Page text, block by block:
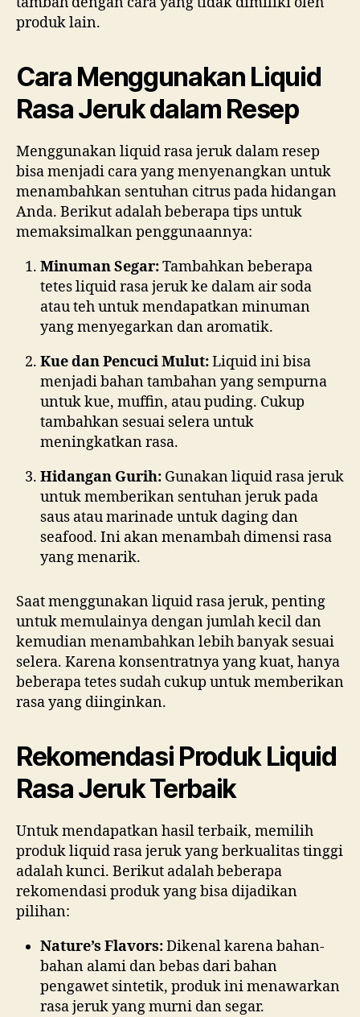
produk lain.
Cara Menggunakan Liquid
Rasa Jeruk dalam Resep
Menggunakan liquid rasa jeruk dalam resep
bisa menjadi cara yang menyenangkan untuk
menambahkan sentuhan citrus pada hidangan
Anda. Berikut adalah beberapa tips untuk
memaksimalkan penggunaannya:
Minuman Segar:Tambahkan beberapa
tetes liquid rasa jeruk ke dalam air soda
atau teh untuk mendapatkan minuman
yang menyegarkan dan aromatik.
Kue dan Pencuci Mulut:Liquid ini bisa
menjadi bahan tambahan yang sempurna
untuk kue, muffin, atau puding. Cukup
tambahkan sesuai selera untuk
meningkatkan rasa.
Hidangan Gurih: Gunakan liquid rasa jeruk
untuk memberikan sentuhan jeruk pada
saus atau marinade untuk daging dan
seafood. Ini akan menambah dimensi rasa
yang menarik.
Saat menggunakan liquid rasa jeruk, penting
untuk memulainya dengan jumlah kecil dan
kemudian menambahkan lebih banyak sesuai
selera. Karena konsentratnya yang kuat, hanya
beberapa tetes sudah cukup untuk memberikan
rasa yang diinginkan.
Rekomendasi Produk Liquid
Rasa Jeruk Terbaik
Untuk mendapatkan hasil terbaik, memilih
produk liquid rasa jeruk yang berkualitas tinggi
adalah kunci. Berikut adalah beberapa
rekomendasi produk yang bisa dijadikan
pilihan:
Nature’s Flavors:Dikenal karena bahan-
bahan alami dan bebas dari bahan
pengawet sintetik, produk ini menawarkan
rasa jeruk yang murni dan segar.